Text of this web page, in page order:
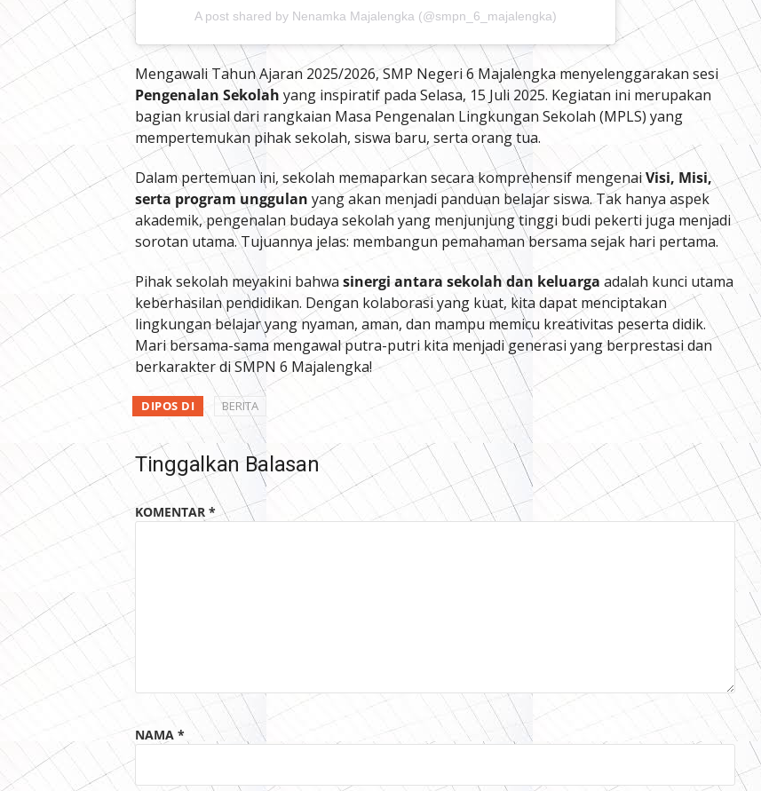
A post shared by Nenamka Majalengka (@smpn_6_majalengka)
Mengawali Tahun Ajaran 2025/2026, SMP Negeri 6 Majalengka menyelenggarakan sesi
Pengenalan Sekolah yang inspiratif pada Selasa, 15 Juli 2025. Kegiatan ini merupakan
bagian krusial dari rangkaian Masa Pengenalan Lingkungan Sekolah (MPLS) yang
mempertemukan pihak sekolah, siswa baru, serta orang tua.
Dalam pertemuan ini, sekolah memaparkan secara komprehensif mengenaiVisi, Misi,
serta program unggulan yang akan menjadi panduan belajar siswa. Tak hanya aspek
akademik, pengenalan budaya sekolah yang menjunjung tinggi budi pekerti juga menjadi
sorotan utama. Tujuannya jelas: membangun pemahaman bersama sejak hari pertama.
Pihak sekolah meyakini bahwa sinergi antara sekolah dan keluarga adalah kunci utama
keberhasilan pendidikan. Dengan kolaborasi yang kuat, kita dapat menciptakan
lingkungan belajar yang nyaman, aman, dan mampu memicu kreativitas peserta didik.
Mari bersama-sama mengawal putra-putri kita menjadi generasi yang berprestasi dan
berkarakter di SMPN 6 Majalengka!
DIPOS DI BERITA
Tinggalkan Balasan
KOMENTAR *
NAMA *